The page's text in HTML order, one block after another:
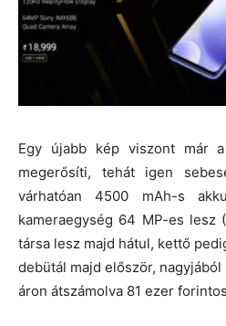
Egy újabb kép viszont már
megerősíti, tehát igen
várhatóan 4500 mAh-s
kameraegység 64 MP-es lesz
társa lesz majd hátul, kettő
debütál majd először,
áron átszámolva 81 ezer